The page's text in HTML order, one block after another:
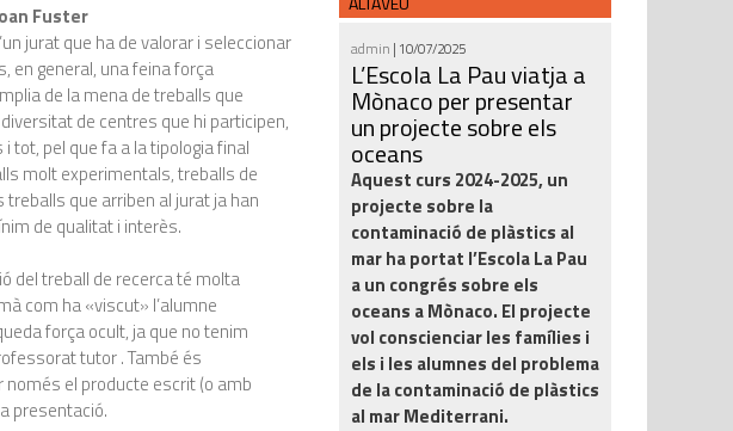
Fuster
jurat que ha de valorar i seleccionar
en general, una feina força
de la mena de treballs que
de centres que hi participen,
tot, pel que fa a la tipologia final
molt experimentals, treballs de
que arriben al jurat ja han
de qualitat i interès.
del treball de recerca té molta
com ha «viscut» l’alumne
força ocult, ja que no tenim
tutor . També és
només el producte escrit (o amb
presentació.
admin | 10/07/2025
L’Escola La Pau viatja a
Mònaco per presentar
un projecte sobre els
oceans
Aquest curs 2024-2025, un
projecte sobre la
contaminació de plàstics al
mar ha portat l’Escola La Pau
a un congrés sobre els
oceans a Mònaco. El projecte
vol conscienciar les famílies i
els i les alumnes del problema
de la contaminació de plàstics
al mar Mediterrani.